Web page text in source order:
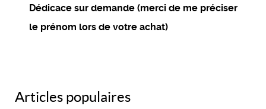
Dédicace sur demande (merci de me préciser
le prénom lors de votre achat)
Articles populaires